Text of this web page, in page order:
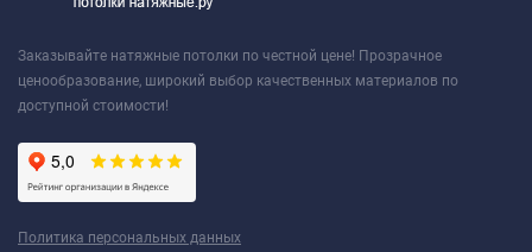
Заказывайте натяжные потолки по честной цене! Прозрачное
ценообразование, широкий выбор качественных материалов по
доступной стоимости!
Политика персональных данных